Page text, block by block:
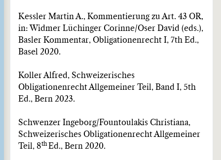
Kessler Martin A., Kommentierung zu Art. 43 OR,
in: Widmer Lüchinger Corinne/Oser David (eds.),
Basler Kommentar, Obligationenrecht I, 7th Ed.,
Basel 2020.
Koller Alfred, Schweizerisches
Obligationenrecht Allgemeiner Teil, Band I, 5th
Ed., Bern 2023.
Schwenzer Ingeborg/Fountoulakis Christiana,
Schweizerisches Obligationenrecht Allgemeiner
Teil, 8th Ed., Bern 2020.